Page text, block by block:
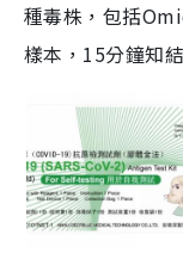
種毒株，包括
樣本，15分鐘知